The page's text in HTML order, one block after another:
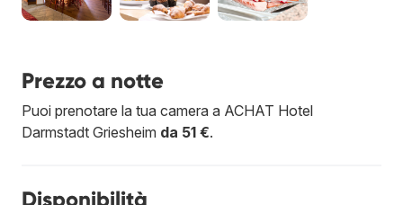
Prezzo a notte
Puoi prenotare la tua camera a ACHAT Hotel
Darmstadt Griesheim da 51 €.
Disponibilità